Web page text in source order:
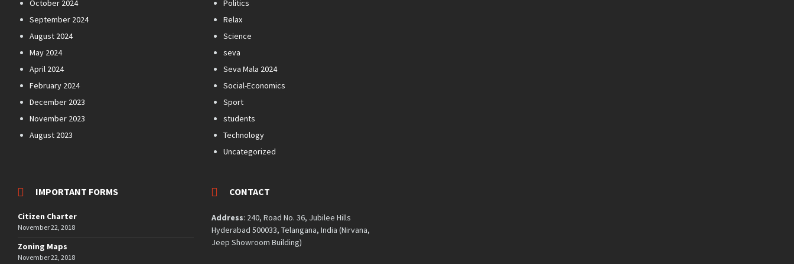
October 2024
September 2024
August 2024
May 2024
April 2024
February 2024
December 2023
November 2023
August 2023
Politics
Relax
Science
seva
Seva Mala 2024
Social-Economics
Sport
students
Technology
Uncategorized
IMPORTANT FORMS
Citizen Charter
November 22, 2018
Zoning Maps
November 22, 2018
CONTACT
Address: 240, Road No. 36, Jubilee Hills
Hyderabad 500033, Telangana, India (Nirvana,
Jeep Showroom Building)